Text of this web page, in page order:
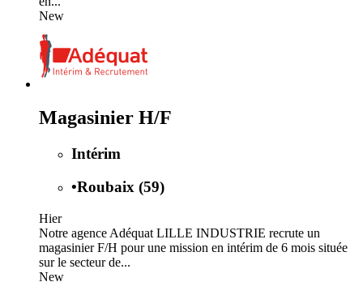
New
Magasinier H/F
Intérim
•Roubaix (59)
Hier
Notre agence Adéquat LILLE INDUSTRIE recrute un
magasinier F/H pour une mission en intérim de 6 mois située
sur le secteur de...
New